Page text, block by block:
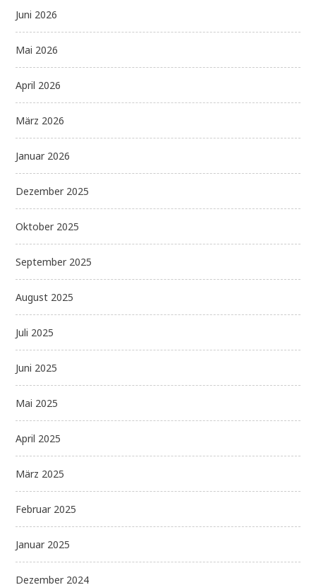
Juni 2026
Mai 2026
April 2026
März 2026
Januar 2026
Dezember 2025
Oktober 2025
September 2025
August 2025
Juli 2025
Juni 2025
Mai 2025
April 2025
März 2025
Februar 2025
Januar 2025
Dezember 2024